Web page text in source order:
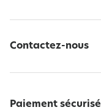
Contactez-nous
Paiement sécurisé